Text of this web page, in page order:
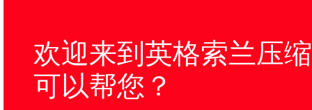
欢迎来到英格索兰压
可以帮您？